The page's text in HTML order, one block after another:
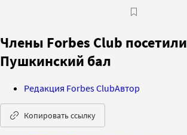
Члены Forbes Club посетили
Пушкинский бал
Редакция Forbes ClubАвтор
Копировать ссылку